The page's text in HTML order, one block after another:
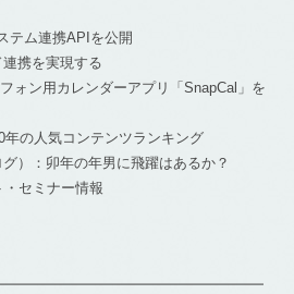
テム連携APIを公開
携を実現する
レンダーアプリ「SnapCal」を
年の人気コンテンツランキング
）：卯年の年男に飛躍はあるか？
・セミナー情報